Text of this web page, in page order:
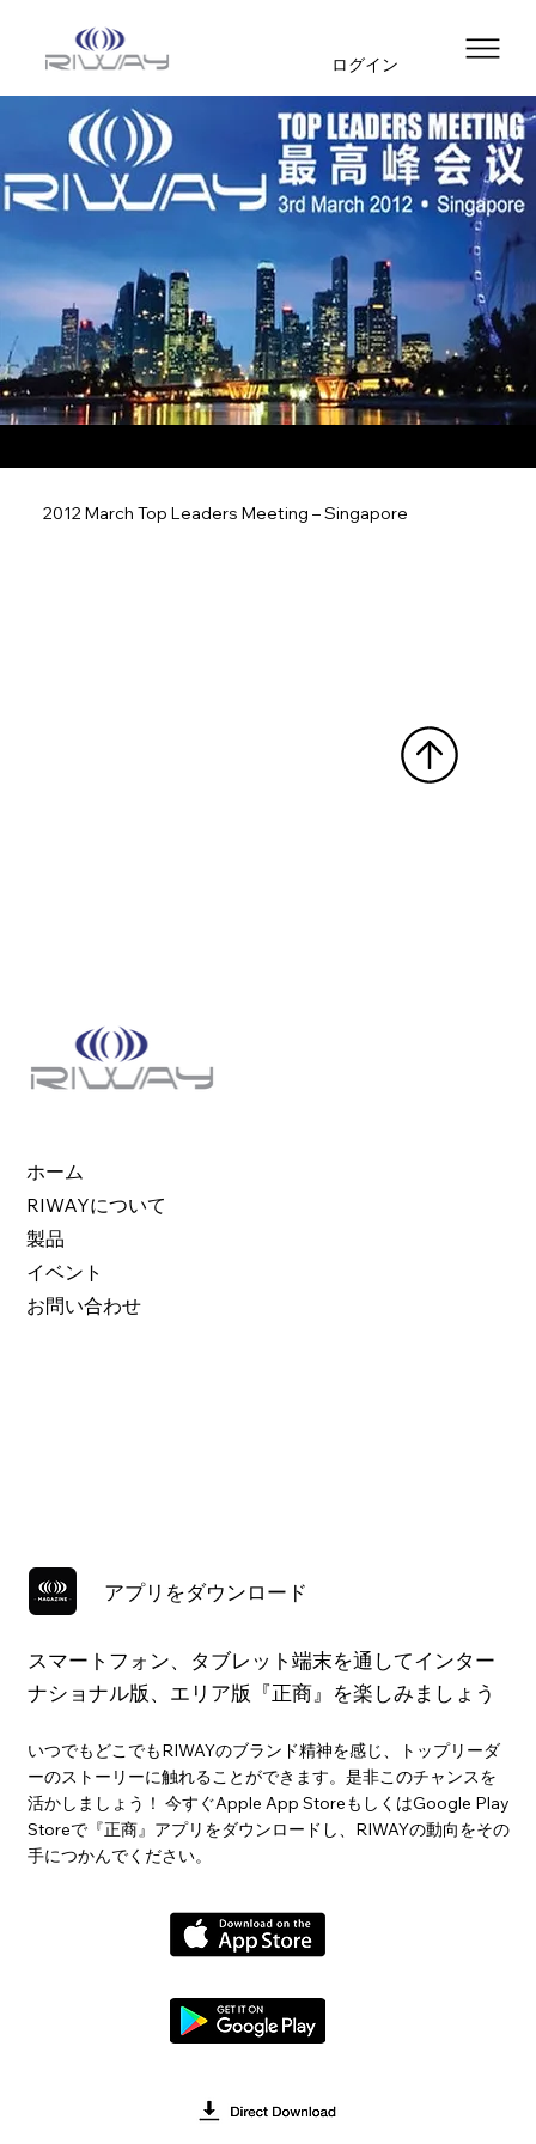
ログイン
2012 March Top Leaders Meeting – Singapore
ホーム
RIWAYについて
製品
イベント
お問い合わせ
アプリをダウンロード
スマートフォン、タブレット端末を通してインター
ナショナル版、エリア版『正商』を楽しみましょう
いつでもどこでもRIWAYのブランド精神を感じ、トップリーダ
ーのストーリーに触れることができます。是非このチャンスを
活かしましょう！ 今すぐApple App StoreもしくはGoogle Play
Storeで『正商』アプリをダウンロードし、RIWAYの動向をその
手につかんでください。